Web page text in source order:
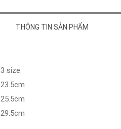
THÔNG TIN SẢN PHẨM
3 size:
23.5cm
25.5cm
29.5cm